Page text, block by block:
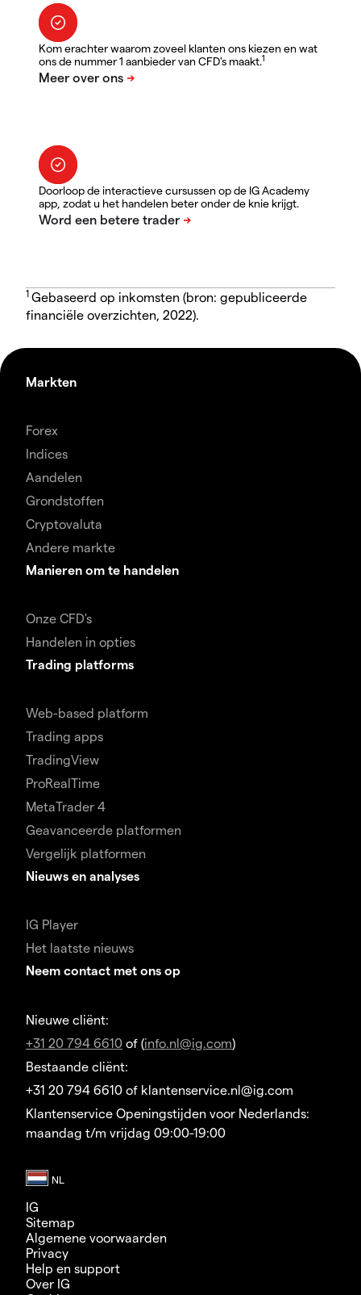
Kom erachter waarom zoveel klanten ons kiezen en wat
ons de nummer 1 aanbieder van CFD's maakt.1
Doorloop de interactieve cursussen op de IG Academy
app, zodat u het handelen beter onder de knie krijgt.
1 Gebaseerd op inkomsten (bron: gepubliceerde
financiële overzichten, 2022).
Markten
Forex
Indices
Aandelen
Grondstoffen
Cryptovaluta
Andere markte
Manieren om te handelen
Onze CFD's
Handelen in opties
Trading platforms
Web-based platform
Trading apps
TradingView
ProRealTime
MetaTrader 4
Geavanceerde platformen
Vergelijk platformen
Nieuws en analyses
IG Player
Het laatste nieuws
Neem contact met ons op
Nieuwe cliënt:
+31 20 794 6610 of (info.nl@ig.com)
Bestaande cliënt:
+31 20 794 6610 of klantenservice.nl@ig.com
Klantenservice Openingstijden voor Nederlands:
maandag t/m vrijdag 09:00-19:00
IG
Sitemap
Algemene voorwaarden
Privacy
Help en support
Over IG